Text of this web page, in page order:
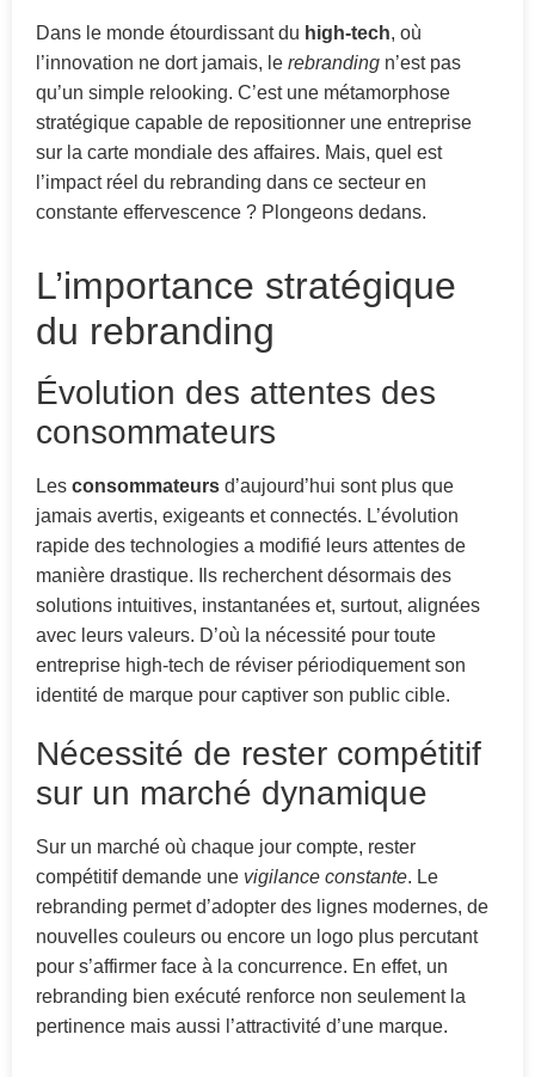
Dans le monde étourdissant du high-tech, où
l’innovation ne dort jamais, le rebranding n’est pas
qu’un simple relooking. C’est une métamorphose
stratégique capable de repositionner une entreprise
sur la carte mondiale des affaires. Mais, quel est
l’impact réel du rebranding dans ce secteur en
constante effervescence ? Plongeons dedans.
L’importance stratégique
du rebranding
Évolution des attentes des
consommateurs
Les consommateurs d’aujourd’hui sont plus que
jamais avertis, exigeants et connectés. L’évolution
rapide des technologies a modifié leurs attentes de
manière drastique. Ils recherchent désormais des
solutions intuitives, instantanées et, surtout, alignées
avec leurs valeurs. D’où la nécessité pour toute
entreprise high-tech de réviser périodiquement son
identité de marque pour captiver son public cible.
Nécessité de rester compétitif
sur un marché dynamique
Sur un marché où chaque jour compte, rester
compétitif demande une vigilance constante. Le
rebranding permet d’adopter des lignes modernes, de
nouvelles couleurs ou encore un logo plus percutant
pour s’affirmer face à la concurrence. En effet, un
rebranding bien exécuté renforce non seulement la
pertinence mais aussi l’attractivité d’une marque.